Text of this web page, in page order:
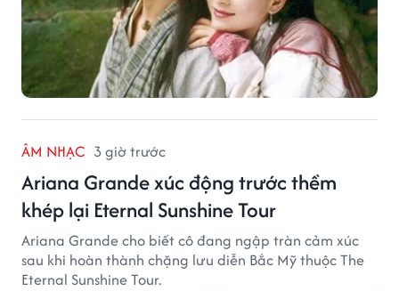
ÂM NHẠC 3 giờ trước
Ariana Grande xúc động trước thềm
khép lại Eternal Sunshine Tour
Ariana Grande cho biết cô đang ngập tràn cảm xúc
sau khi hoàn thành chặng lưu diễn Bắc Mỹ thuộc The
Eternal Sunshine Tour.